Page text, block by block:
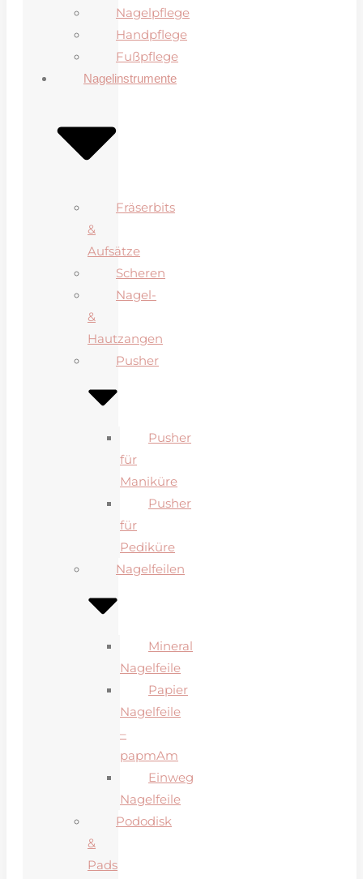
Nagelpflege
Handpflege
Fußpflege
Nagelinstrumente
Fräserbits
&
Aufsätze
Scheren
Nagel-
&
Hautzangen
Pusher
Pusher
für
Maniküre
Pusher
für
Pediküre
Nagelfeilen
Mineral
Nagelfeile
Papier
Nagelfeile
–
papmAm
Einweg
Nagelfeile
Pododisk
&
Pads